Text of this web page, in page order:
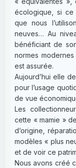
écologique, si ce
que nous
neuves… Au
bénéficiant de
normes
est assurée.
Aujourd’hui elle
pour l’usage
de vue
Les
cette « mamie »
d’origine,
modèles « plus
et de voir ce
Nous avons créé